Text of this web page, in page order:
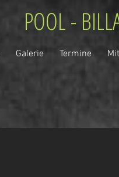
POOL -
Galerie Termine